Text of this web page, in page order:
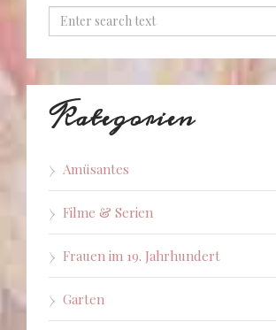
Kategorien
Amüsantes
Filme & Serien
Frauen im 19. Jahrhundert
Garten